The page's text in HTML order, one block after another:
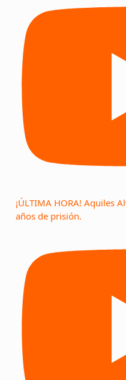
¡ÚLTIMA HORA! Aquiles
años de prisión.